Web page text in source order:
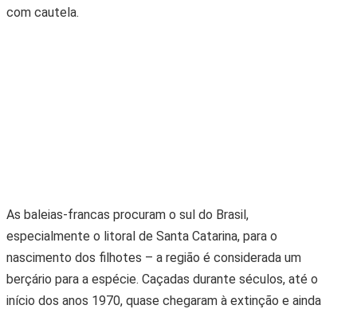
com cautela.
As baleias-francas procuram o sul do Brasil,
especialmente o litoral de Santa Catarina, para o
nascimento dos filhotes – a região é considerada um
berçário para a espécie. Caçadas durante séculos, até o
início dos anos 1970, quase chegaram à extinção e ainda